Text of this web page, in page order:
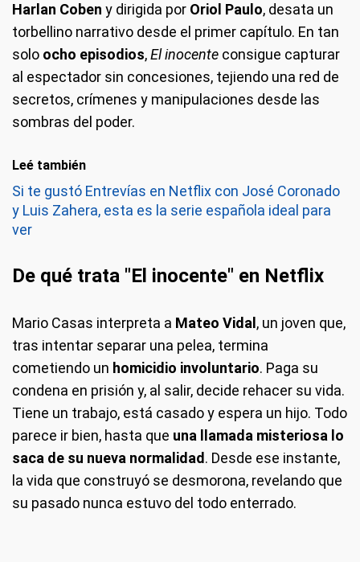
Harlan Coben y dirigida por Oriol Paulo, desata un
torbellino narrativo desde el primer capítulo. En tan
solo ocho episodios,El inocente consigue capturar
al espectador sin concesiones, tejiendo una red de
secretos, crímenes y manipulaciones desde las
sombras del poder.
Leé también
Si te gustó Entrevías en Netflix con José Coronado
y Luis Zahera, esta es la serie española ideal para
ver
De qué trata "El inocente" en Netflix
Mario Casas interpreta a Mateo Vidal , un joven que,
tras intentar separar una pelea, termina
cometiendo un homicidio involuntario. Paga su
condena en prisión y, al salir, decide rehacer su vida.
Tiene un trabajo, está casado y espera un hijo. Todo
parece ir bien, hasta que una llamada misteriosa lo
saca de su nueva normalidad . Desde ese instante,
la vida que construyó se desmorona, revelando que
su pasado nunca estuvo del todo enterrado.